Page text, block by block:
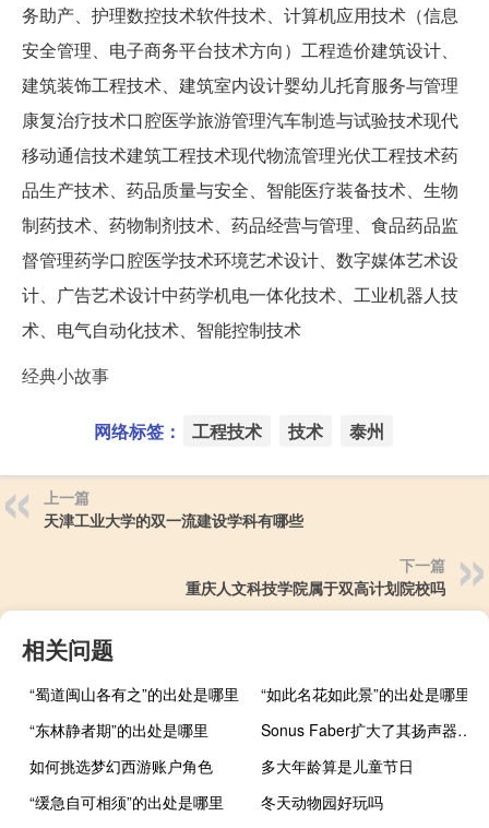
务助产、护理数控技术软件技术、计算机应用技术（信息
安全管理、电子商务平台技术方向）工程造价建筑设计、
建筑装饰工程技术、建筑室内设计婴幼儿托育服务与管理
康复治疗技术口腔医学旅游管理汽车制造与试验技术现代
移动通信技术建筑工程技术现代物流管理光伏工程技术药
品生产技术、药品质量与安全、智能医疗装备技术、生物
制药技术、药物制剂技术、药品经营与管理、食品药品监
督管理药学口腔医学技术环境艺术设计、数字媒体艺术设
计、广告艺术设计中药学机电一体化技术、工业机器人技
术、电气自动化技术、智能控制技术
经典小故事
网络标签： 工程技术 技术 泰州
上一篇
天津工业大学的双一流建设学科有哪些
下一篇
重庆人文科技学院属于双高计划院校吗
相关问题
“蜀道闽山各有之”的出处是哪里
“如此名花如此景”的出处是哪里
“东林静者期”的出处是哪里
Sonus Faber扩大了其扬声器的范围
如何挑选梦幻西游账户角色
多大年龄算是儿童节日
“缓急自可相须”的出处是哪里
冬天动物园好玩吗